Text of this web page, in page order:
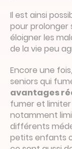
Il est ainsi
pour prolonger
éloigner les
de la vie peu
Encore une
seniors qui
avantages
fumer et limiter
notamment
différents
petits enfants